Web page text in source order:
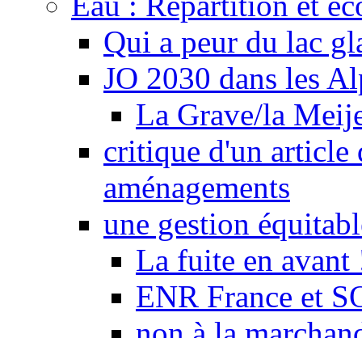
Qui a peur du lac
JO 2030 dans les
La Grave/la
critique d'un article
aménagements
une gestion
La fuite en avant
ENR France et